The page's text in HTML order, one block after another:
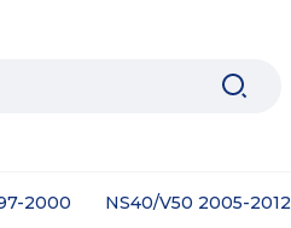
2000 NS40/V50 2005-2012